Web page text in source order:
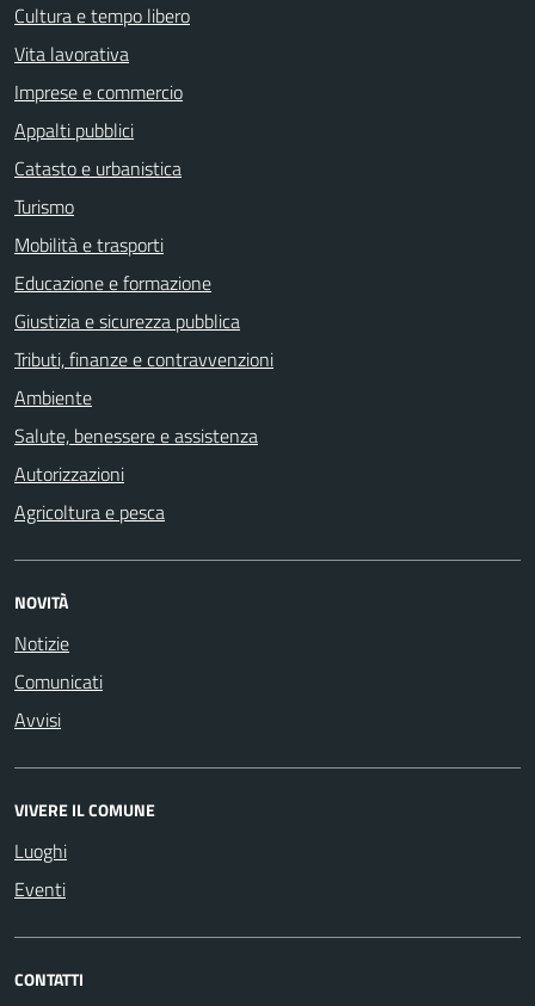
Cultura e tempo libero
Vita lavorativa
Imprese e commercio
Appalti pubblici
Catasto e urbanistica
Turismo
Mobilità e trasporti
Educazione e formazione
Giustizia e sicurezza pubblica
Tributi, finanze e contravvenzioni
Ambiente
Salute, benessere e assistenza
Autorizzazioni
Agricoltura e pesca
NOVITÀ
Notizie
Comunicati
Avvisi
VIVERE IL COMUNE
Luoghi
Eventi
CONTATTI